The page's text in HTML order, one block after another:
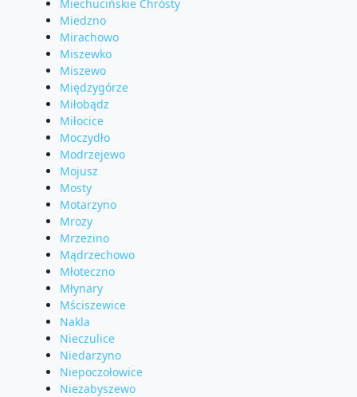
Miechucińskie Chrósty
Miedzno
Mirachowo
Miszewko
Miszewo
Międzygórze
Miłobądz
Miłocice
Moczydło
Modrzejewo
Mojusz
Mosty
Motarzyno
Mrozy
Mrzezino
Mądrzechowo
Młoteczno
Młynary
Mściszewice
Nakla
Nieczulice
Niedarzyno
Niepoczołowice
Niezabyszewo